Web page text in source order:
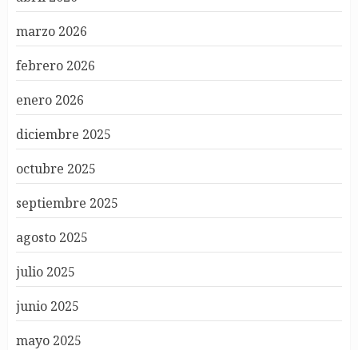
marzo 2026
febrero 2026
enero 2026
diciembre 2025
octubre 2025
septiembre 2025
agosto 2025
julio 2025
junio 2025
mayo 2025